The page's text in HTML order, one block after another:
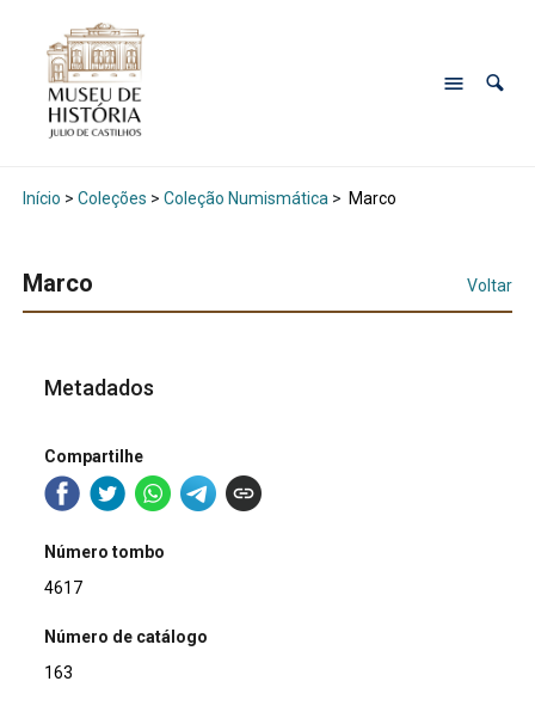
Início > Coleções > Coleção Numismática > Marco
Marco Voltar
Metadados
Compartilhe
Número tombo
4617
Número de catálogo
163